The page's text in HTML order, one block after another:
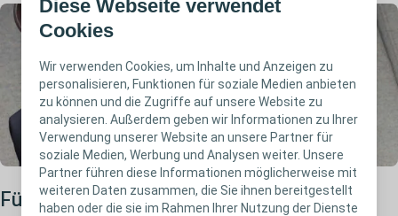
Diese Webseite verwendet
Cookies
Wir verwenden Cookies, um Inhalte und Anzeigen zu
personalisieren, Funktionen für soziale Medien anbieten
zu können und die Zugriffe auf unsere Website zu
analysieren. Außerdem geben wir Informationen zu Ihrer
Verwendung unserer Website an unsere Partner für
soziale Medien, Werbung und Analysen weiter. Unsere
Partner führen diese Informationen möglicherweise mit
weiteren Daten zusammen, die Sie ihnen bereitgestellt
haben oder die sie im Rahmen Ihrer Nutzung der Dienste
Für ein selbstbestimmtes Leben